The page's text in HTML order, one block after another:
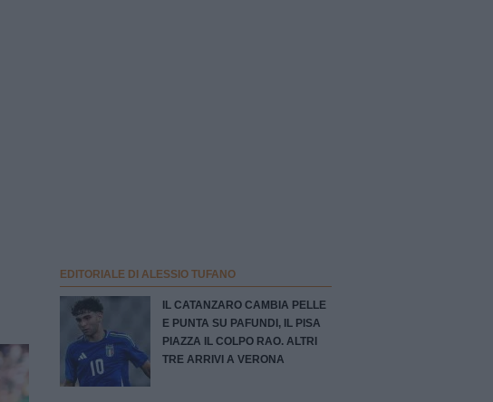
EDITORIALE DI ALESSIO TUFANO
IL CATANZARO CAMBIA PELLE
E PUNTA SU PAFUNDI, IL PISA
PIAZZA IL COLPO RAO. ALTRI
TRE ARRIVI A VERONA